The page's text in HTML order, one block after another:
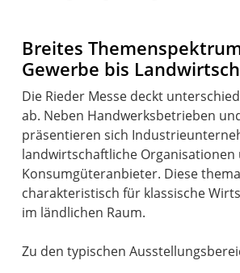
Breites
Gewerbe bis
Die Rieder Messe deckt
ab. Neben Handwerksbetrieben
präsentieren sich
landwirtschaftliche Organisationen
Konsumgüteranbieter. Diese
charakteristisch für klassische
im ländlichen Raum.